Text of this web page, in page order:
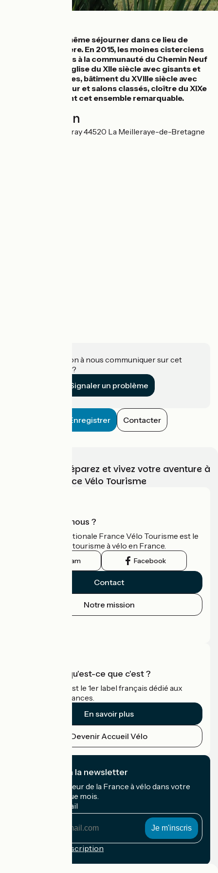
Pour visiter ou même séjourner dans ce lieu de
silence et de prière. En 2015, les moines cisterciens
ont passé le relais à la communauté du Chemin Neuf
qui y vit et prie. Église du XIIe siècle avec gisants et
vases acoustiques, bâtiment du XVIIIe siècle avec
escalier d’honneur et salons classés, cloître du XIXe
siècle composent cet ensemble remarquable.
Localisation
1 Abbaye de Melleray 44520 La Meilleraye-de-Bretagne
Une information à nous communiquer sur cet
établissement ?
Signaler un problème
Enregistrer Contacter
Choisissez, préparez et vivez votre aventure à
vélo avec France Vélo Tourisme
Qui sommes-nous ?
L'association nationale France Vélo Tourisme est le
guide officiel du tourisme à vélo en France.
Instagram Facebook
Contact
Notre mission
Accueil Vélo qu'est-ce que c'est ?
Accueil Vélo c'est le 1er label français dédié aux
cyclistes en vacances.
En savoir plus
Devenir Accueil Vélo
Je m'abonne à la newsletter
Recevez le meilleur de la France à vélo dans votre
boîte mail chaque mois.
Mon adresse mail
Conditions d'inscription